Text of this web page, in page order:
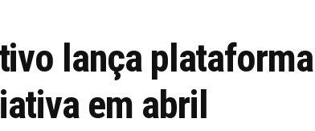
lança
em abril